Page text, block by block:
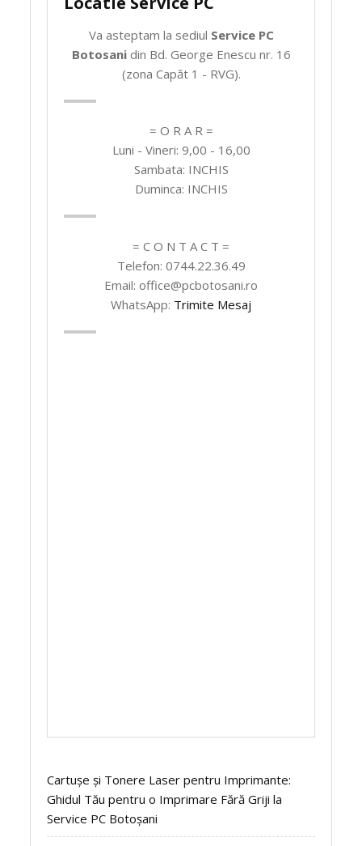
Va asteptam la sediul Service PC
Botosanidin Bd. George Enescu nr. 16
(zona Capăt 1 - RVG).
= O R A R =
Luni - Vineri: 9,00 - 16,00
Sambata: INCHIS
Duminca: INCHIS
= C O N T A C T =
Telefon: 0744.22.36.49
Email: office@pcbotosani.ro
WhatsApp: Trimite Mesaj
Cartușe și Tonere Laser pentru Imprimante:
Ghidul Tău pentru o Imprimare Fără Griji la
Service PC Botoșani